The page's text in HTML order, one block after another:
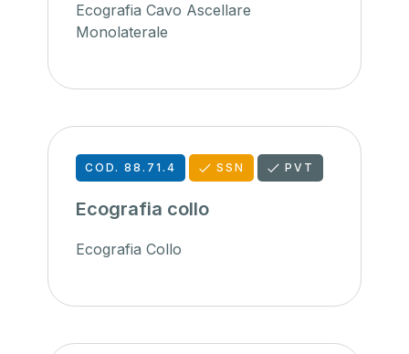
Ecografia Cavo Ascellare
Monolaterale
COD. 88.71.4 SSN PVT
Ecografia collo
Ecografia Collo